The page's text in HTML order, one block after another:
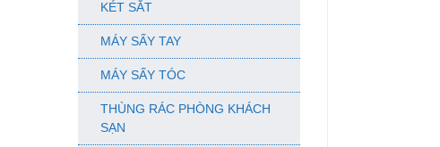
KÉT SẮT
MÁY SẤY TAY
MÁY SẤY TÓC
THÙNG RÁC PHÒNG KHÁCH
SẠN